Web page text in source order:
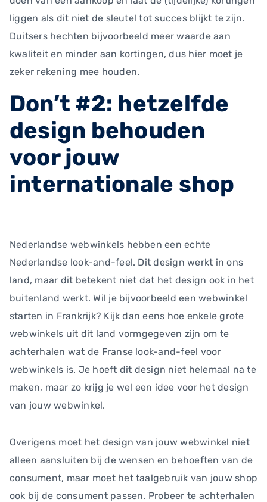
liggen als dit niet de sleutel tot succes blijkt te zijn.
Duitsers hechten bijvoorbeeld meer waarde aan
kwaliteit en minder aan kortingen, dus hier moet je
zeker rekening mee houden.
Don’t #2: hetzelfde
design behouden
voor jouw
internationale shop
Nederlandse webwinkels hebben een echte
Nederlandse look-and-feel. Dit design werkt in ons
land, maar dit betekent niet dat het design ook in het
buitenland werkt. Wil je bijvoorbeeld een webwinkel
starten in Frankrijk? Kijk dan eens hoe enkele grote
webwinkels uit dit land vormgegeven zijn om te
achterhalen wat de Franse look-and-feel voor
webwinkels is. Je hoeft dit design niet helemaal na te
maken, maar zo krijg je wel een idee voor het design
van jouw webwinkel.
Overigens moet het design van jouw webwinkel niet
alleen aansluiten bij de wensen en behoeften van de
consument, maar moet het taalgebruik van jouw shop
ook bij de consument passen. Probeer te achterhalen